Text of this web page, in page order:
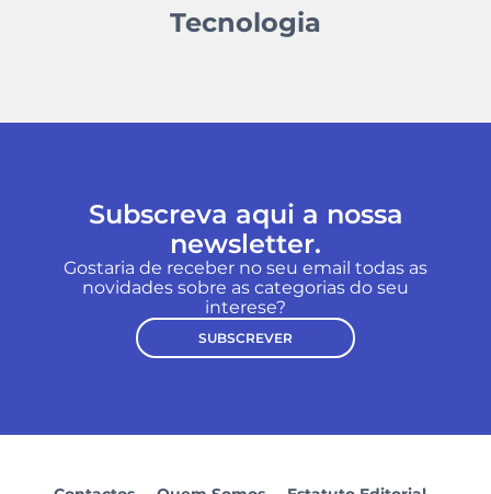
Tecnologia
Subscreva aqui a nossa
newsletter.
Gostaria de receber no seu email todas as
novidades sobre as categorias do seu
interese?
SUBSCREVER